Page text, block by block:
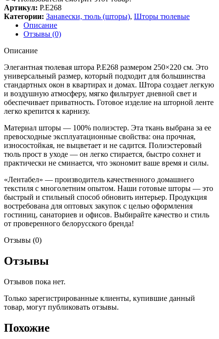
Артикул: Р.Е268
Категории: Занавески, тюль (шторы), Шторы тюлевые
Описание
Отзывы (0)
Описание
Элегантная тюлевая штора Р.Е268 размером 250×220 см. Это
универсальный размер, который подходит для большинства
стандартных окон в квартирах и домах. Штора создает легкую
и воздушную атмосферу, мягко фильтрует дневной свет и
обеспечивает приватность. Готовое изделие на шторной ленте
легко крепится к карнизу.
Материал шторы — 100% полиэстер. Эта ткань выбрана за ее
превосходные эксплуатационные свойства: она прочная,
износостойкая, не выцветает и не садится. Полиэстеровый
тюль прост в уходе — он легко стирается, быстро сохнет и
практически не сминается, что экономит ваше время и силы.
«Лентабел» — производитель качественного домашнего
текстиля с многолетним опытом. Наши готовые шторы — это
быстрый и стильный способ обновить интерьер. Продукция
востребована для оптовых закупок с целью оформления
гостиниц, санаториев и офисов. Выбирайте качество и стиль
от проверенного белорусского бренда!
Отзывы (0)
Отзывы
Отзывов пока нет.
Только зарегистрированные клиенты, купившие данный
товар, могут публиковать отзывы.
Похожие